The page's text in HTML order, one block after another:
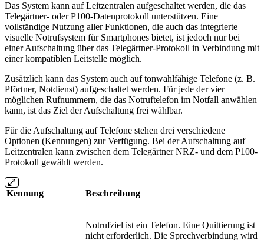
Das System kann auf Leitzentralen aufgeschaltet werden, die das
Telegärtner- oder P100-Datenprotokoll unterstützen. Eine
vollständige Nutzung aller Funktionen, die auch das integrierte
visuelle Notrufsystem für Smartphones bietet, ist jedoch nur bei
einer Aufschaltung über das Telegärtner-Protokoll in Verbindung mit
einer kompatiblen Leitstelle möglich.
Zusätzlich kann das System auch auf tonwahlfähige Telefone (z. B.
Pförtner, Notdienst) aufgeschaltet werden. Für jede der vier
möglichen Rufnummern, die das Notruftelefon im Notfall anwählen
kann, ist das Ziel der Aufschaltung frei wählbar.
Für die Aufschaltung auf Telefone stehen drei verschiedene
Optionen (Kennungen) zur Verfügung. Bei der Aufschaltung auf
Leitzentralen kann zwischen dem Telegärtner NRZ- und dem P100-
Protokoll gewählt werden.
Kennung Beschreibung
Notrufziel ist ein Telefon. Eine Quittierung ist
nicht erforderlich. Die Sprechverbindung wird